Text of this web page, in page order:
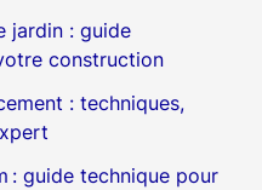
jardin : guide
construction
: techniques,
: guide technique pour